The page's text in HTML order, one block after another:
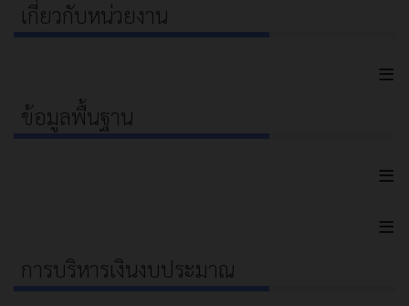
เกี่ยวกับหน่วยงาน
≡
ข้อมูลพื้นฐาน
≡
≡
การบริหารเงินงบประมาณ